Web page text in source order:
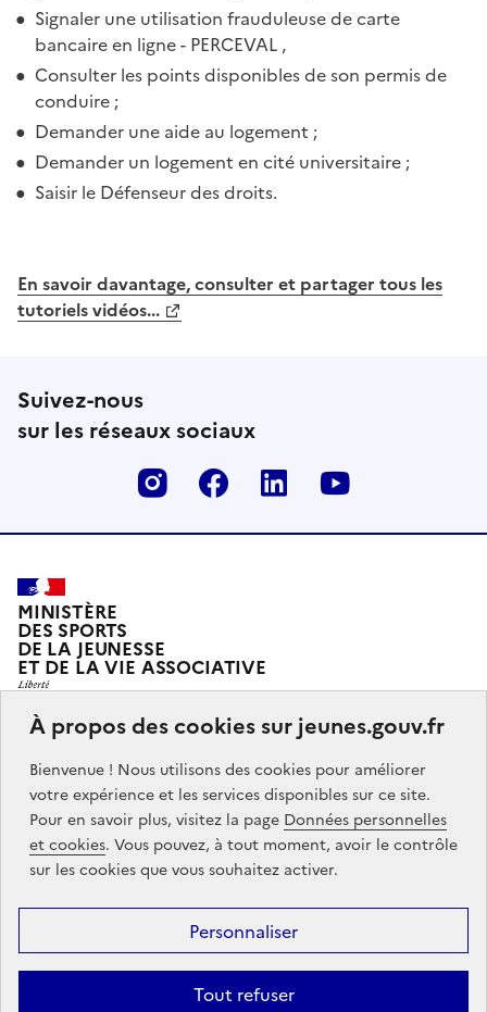
Signaler une utilisation frauduleuse de carte
bancaire en ligne - PERCEVAL ,
Consulter les points disponibles de son permis de
conduire ;
Demander une aide au logement ;
Demander un logement en cité universitaire ;
Saisir le Défenseur des droits.
En savoir davantage, consulter et partager tous les
tutoriels vidéos...
Suivez-nous
sur les réseaux sociaux
InstagramFacebookLinkedin
MINISTÈRE
DES SPORTS
DE LA JEUNESSE
ET DE LA VIE ASSOCIATIVE
les politiques de jeunesse du Ministère des sports, de
la jeunesse et de la vie associative.
Partners
info.gouv.fr service-public.gouv.fr legifrance.gouv.fr
data.gouv.fr
Mentions légales Accessibilité : partiellement conforme
Données
À propos des cookies sur jeunes.gouv.fr
Bienvenue ! Nous utilisons des cookies pour améliorer
votre expérience et les services disponibles sur ce site.
Pour en savoir plus, visitez la page Données personnelles
et cookies. Vous pouvez, à tout moment, avoir le contrôle
sur les cookies que vous souhaitez activer.
Tout refuser
Personnaliser